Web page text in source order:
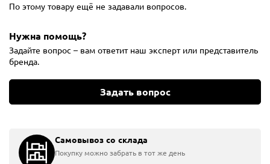
По этому товару ещё не задавали вопросов.
Нужна помощь?
Задайте вопрос – вам ответит наш эксперт или представитель
бренда.
Задать вопрос
Самовывоз со склада
Покупку можно забрать в тот же день